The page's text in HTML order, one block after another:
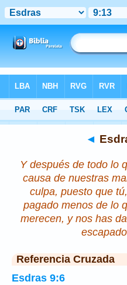
>Esdras> Capítulo 9> Verso 13
◄
Y después de todo lo
causa de nuestras
culpa, puesto que
pagado menos de lo
merecen, y nos has
Referencia Cruzada
Esdras 9:6